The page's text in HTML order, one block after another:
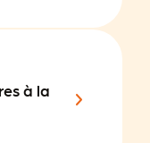
à la